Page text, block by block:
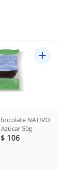
NATIVO
50g
$ 106